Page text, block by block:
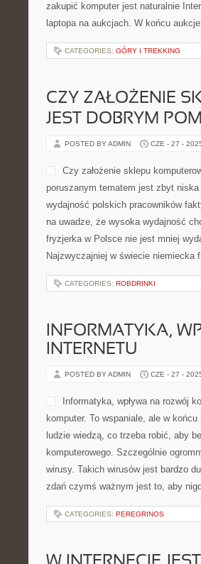
zakupić komputer jest naturalnie
laptopa na aukcjach. W końcu
CATEGORIES: GÓRY I TREKKING
CZY ZAŁOŻENIE
JEST DOBRYM
POSTED BY ADMIN CZE - 27 -
Czy założenie sklepu
poruszanym tematem jest zbyt
wydajność polskich pracowników
na uwadze, że wysoka wydajność
fryzjerka w Polsce nie jest mniej
Najzwyczajniej w świecie
CATEGORIES: ROBDRINKI
INFORMATYKA,
INTERNETU
POSTED BY ADMIN CZE - 27 -
Informatyka, wpływa na rozwój
komputer. To wspaniale, ale w
ludzie wiedzą, co trzeba robić, aby
komputerowego. Szczególnie
wirusy. Takich wirusów jest bardzo
zdań czymś ważnym jest to, aby
CATEGORIES: PEREGRINOS